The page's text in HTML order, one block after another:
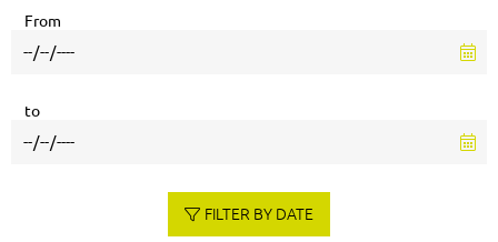
From
to
FILTER BY DATE